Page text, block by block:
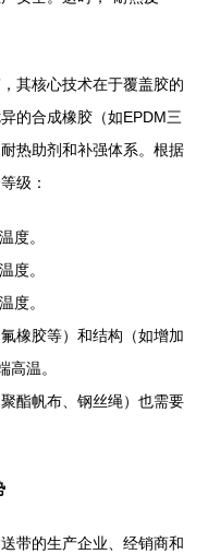
其核心技术在于覆盖胶的
的合成橡胶（如EPDM三
热助剂和补强体系。根据
级：
度。
度。
度。
橡胶等）和结构（如增加
温。
酯帆布、钢丝绳）也需要
带的生产企业、经销商和